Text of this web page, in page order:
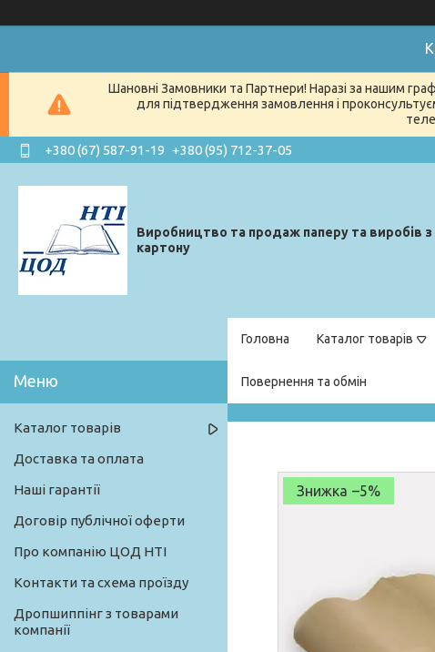
Шановні Замовники та Партнери! Наразі за нашим
для підтвердження замовлення і
+380 (67) 587-91-19 +380 (95) 712-37-05
Виробництво та продаж паперу та виробів з
картону
Головна Каталог товарів
Повернення та обмін
–5%
Каталог товарів
Доставка та оплата
Наші гарантії
Договір публічної оферти
Про компанію ЦОД НТІ
Контакти та схема проїзду
Дропшиппінг з товарами
компанії